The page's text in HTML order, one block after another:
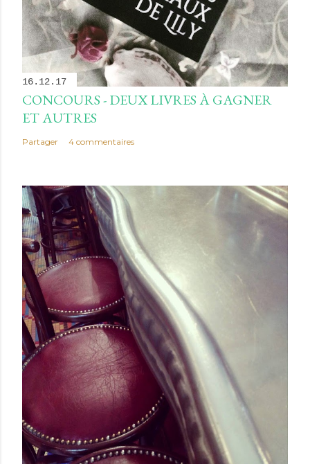
16.12.17
CONCOURS - DEUX LIVRES À GAGNER
ET AUTRES
Partager 4 commentaires